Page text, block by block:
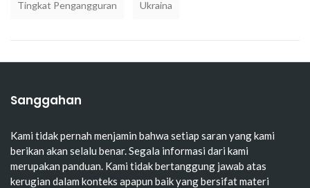
Tingkat Pengangguran Ukraina
Sanggahan
Kami tidak pernah menjamin bahwa setiap saran yang kami
berikan akan selalu benar. Segala informasi dari kami
merupakan panduan. Kami tidak bertanggung jawab atas
kerugian dalam konteks apapun baik yang bersifat materi